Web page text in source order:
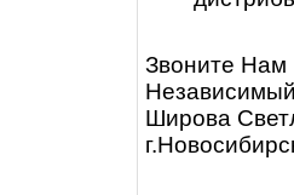
Звоните Нам
Широва